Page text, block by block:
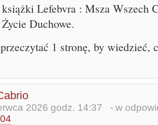
Lefebvra : Msza Wszech
Duchowe.
1 stronę, by wiedzieć,
2026 godz. 14:37 - w